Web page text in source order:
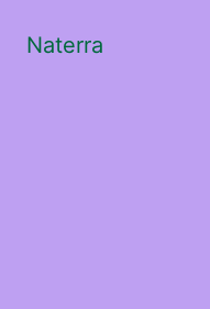
Naterra